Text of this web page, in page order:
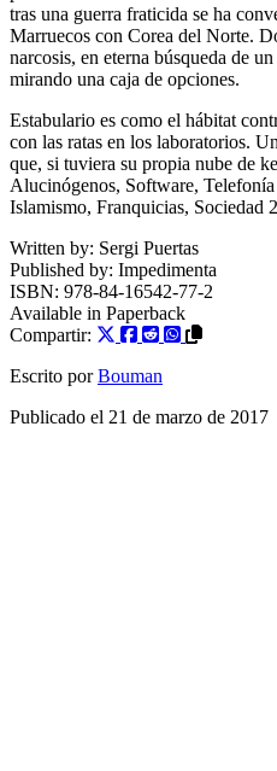
tras una guerra fraticida se ha
Marruecos con Corea del Norte.
narcosis, en eterna búsqueda de
mirando una caja de opciones.
Estabulario es como el hábitat
con las ratas en los laboratorios.
que, si tuviera su propia nube de
Alucinógenos, Software,
Islamismo, Franquicias, Sociedad
Written by: Sergi Puertas
Published by: Impedimenta
ISBN: 978-84-16542-77-2
Available in Paperback
Compartir:
Escrito por Bouman
Publicado el 21 de marzo de 2017